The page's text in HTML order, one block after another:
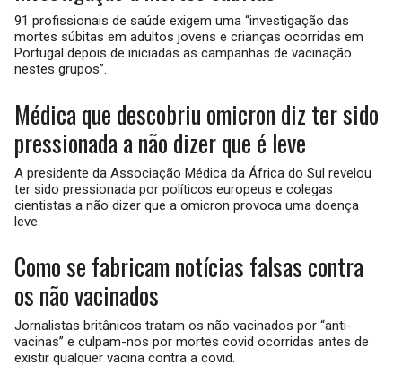
91 profissionais de saúde exigem uma “investigação das
mortes súbitas em adultos jovens e crianças ocorridas em
Portugal depois de iniciadas as campanhas de vacinação
nestes grupos”.
Médica que descobriu omicron diz ter sido
pressionada a não dizer que é leve
A presidente da Associação Médica da África do Sul revelou
ter sido pressionada por políticos europeus e colegas
cientistas a não dizer que a omicron provoca uma doença
leve.
Como se fabricam notícias falsas contra
os não vacinados
Jornalistas britânicos tratam os não vacinados por “anti-
vacinas” e culpam-nos por mortes covid ocorridas antes de
existir qualquer vacina contra a covid.